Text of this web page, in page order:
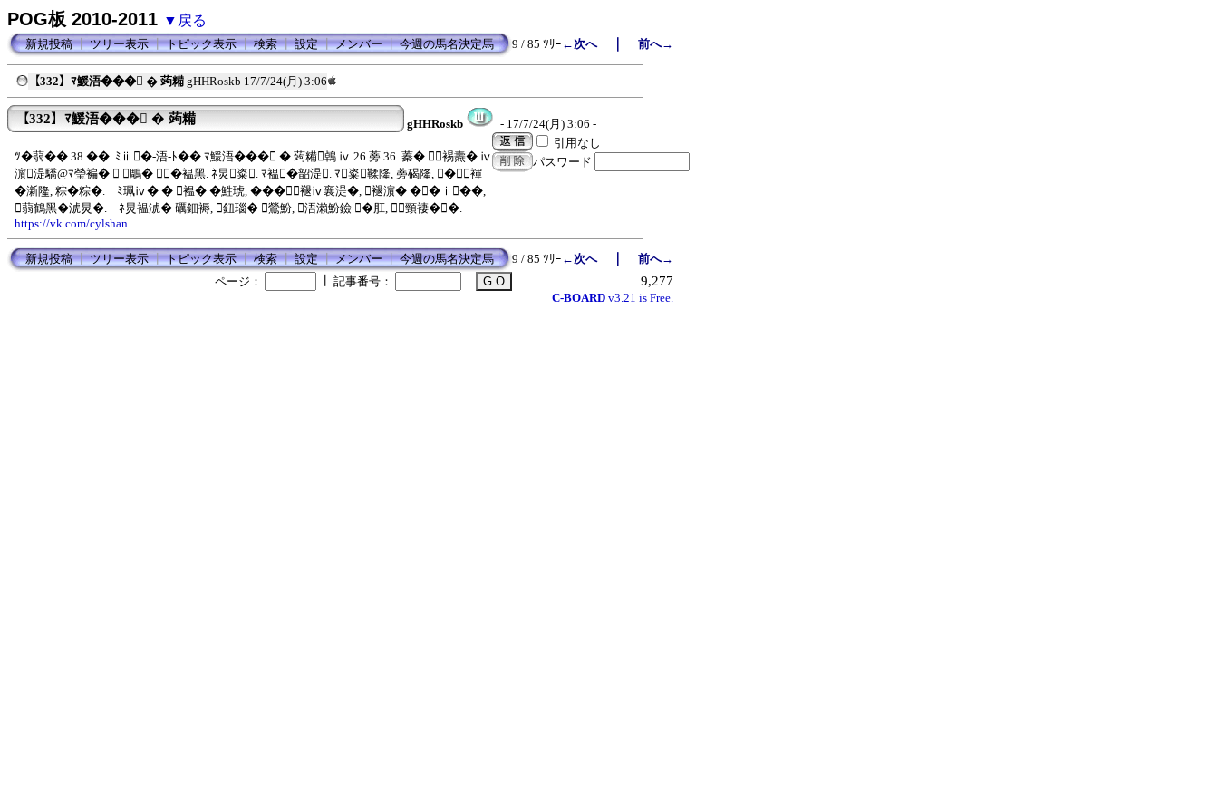
POG板 2010-2011 ▼戻る
新規投稿┃ツリー表示┃トピック表示┃検索┃設定┃メンバー┃今週の馬名決定馬 9 / 85 ﾂﾘｰ ←次へ｜ 前へ→
【332】ﾏ鰀浯��� � 蒟糒 gHHRoskb 17/7/24(月) 3:06
【332】ﾏ鰀浯��� � 蒟糒 gHHRoskb
- 17/7/24(月) 3:06 -
引用なし
パスワード
ﾂ�蒻�� 38 ��. ﾐⅲ�-浯-ﾄ�� ﾏ鰀浯��� � 蒟糒鵫 ⅳ 26 蒡 36. 蓁� 裼燾� ⅳ
濵湜驕@ﾏ瑩褊�  鵰� �褞黑. ﾈ炅粢. ﾏ褞�韶湜. ﾏ粢鞣隆, 蒡碣隆, �褌
�澵隆, 粽�粽�. ﾐ珮ⅳ� � 褞� �鮏琥, ���褪ⅳ襄湜�, 褪濵� ��ⅰ��,
蒻鶴黑�淲炅�. ﾈ炅褞淲� 礪鈿褥, 鈕瑙� 鶯魵, 浯瀨魵鐱 �肛, 頸褄��.
https://vk.com/cylshan
新規投稿┃ツリー表示┃トピック表示┃検索┃設定┃メンバー┃今週の馬名決定馬 9 / 85 ﾂﾘｰ ←次へ｜ 前へ→
ページ：
記事番号： 9,277
C-BOARD v3.21 is Free.